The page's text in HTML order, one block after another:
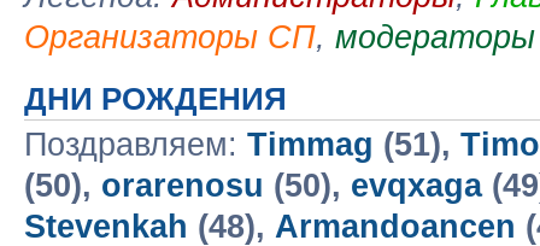
Организаторы СП, модераторы
ДНИ РОЖДЕНИЯ
Поздравляем: Timmag (51),
(50), orarenosu (50), evqxaga
Stevenkah (48), Armandoancen